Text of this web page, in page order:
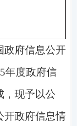
政府信息公开
5年度政府信
，现予以公
开政府信息情